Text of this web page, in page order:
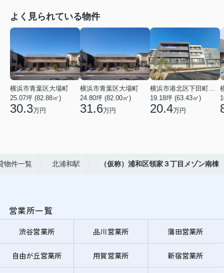
よく見られている物件
横浜市青葉区大場町
25.07坪 (82.88㎡)
30.3万円
横浜市青葉区大場町
24.80坪 (82.00㎡)
31.6万円
19.18坪 (63.43㎡)
20.4万円
物件一覧 北浦和駅 （仮称）浦和区領家３丁目メゾン南棟
営業所一覧
渋谷営業所 品川営業所 蒲田営業所
自由が丘営業所 用賀営業所 新宿営業所